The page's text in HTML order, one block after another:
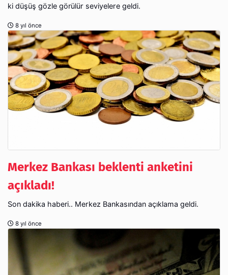
ki düşüş gözle görülür seviyelere geldi.
8 yıl önce
Merkez Bankası beklenti anketini
açıkladı!
Son dakika haberi.. Merkez Bankasından açıklama geldi.
8 yıl önce